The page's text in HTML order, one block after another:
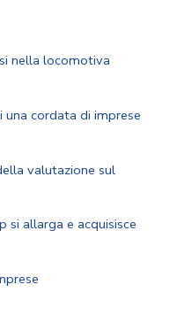
nella locomotiva
una cordata di imprese
valutazione sul
si allarga e acquisisce